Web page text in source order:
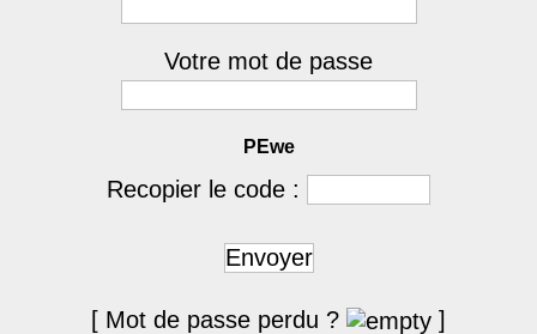
Votre mot de passe
PEwe
Recopier le code :
Envoyer
[ Mot de passe perdu ? ]